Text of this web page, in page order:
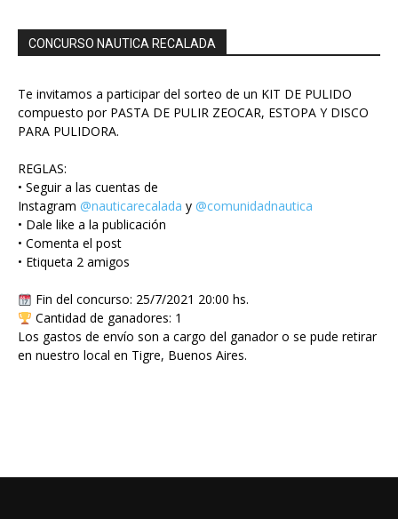
CONCURSO NAUTICA RECALADA
Te invitamos a participar del sorteo de un KIT DE PULIDO
compuesto por PASTA DE PULIR ZEOCAR, ESTOPA Y DISCO
PARA PULIDORA.
REGLAS:
• Seguir a las cuentas de
Instagram @nauticarecalada y @comunidadnautica
• Dale like a la publicación
• Comenta el post
• Etiqueta 2 amigos
Fin del concurso: 25/7/2021 20:00 hs.
Cantidad de ganadores: 1
Los gastos de envío son a cargo del ganador o se pude retirar
en nuestro local en Tigre, Buenos Aires.